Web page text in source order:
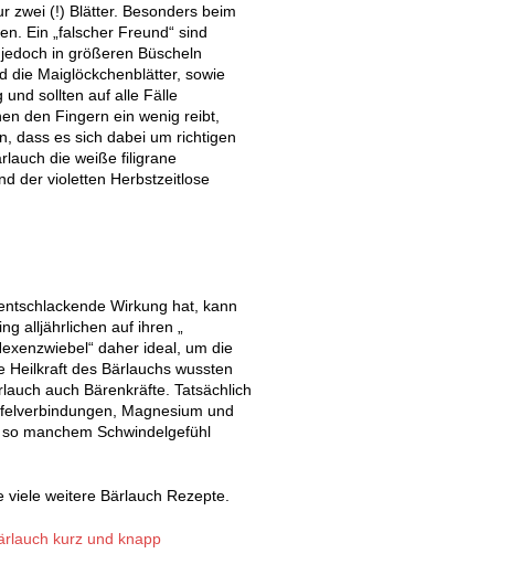
zwei (!) Blätter. Besonders beim
Ein „falscher Freund“ sind
in größeren Büscheln
die Maiglöckchenblätter, sowie
und sollten auf alle Fälle
den Fingern ein wenig reibt,
dass es sich dabei um richtigen
die weiße filigrane
der violetten Herbstzeitlose
Wirkung hat, kann
alljährlichen auf ihren „
daher ideal, um die
Heilkraft des Bärlauchs wussten
auch Bärenkräfte. Tatsächlich
Magnesium und
manchem Schwindelgefühl
weitere Bärlauch Rezepte.
kurz und knapp